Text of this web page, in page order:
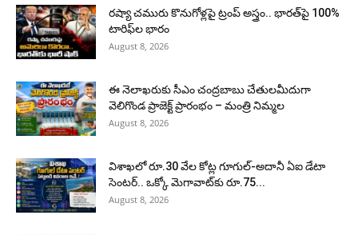
రష్యా చమురు కొనుగోళ్లపై ట్రంప్ అస్త్రం.. భారత్‌పై 100%
టారిఫ్‌ల భారం
August 8, 2026
ఈ నెలాఖరుకు సీఎం చంద్రబాబు చేతులమీదుగా
వెలిగొండ ప్రాజెక్ట్‌ ప్రారంభం – మంత్రి నిమ్మల
August 8, 2026
విశాఖలో రూ.30 వేల కోట్ల గూగుల్-అదానీ ఏఐ డేటా
సెంటర్.. ఒక్కో మెగావాట్‌కు రూ.75...
August 8, 2026